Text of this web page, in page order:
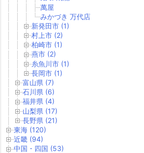
萬屋
みかづき 万代店
新発田市 (1)
村上市 (2)
柏崎市 (1)
燕市 (2)
糸魚川市 (1)
長岡市 (1)
富山県 (7)
石川県 (6)
福井県 (4)
山梨県 (17)
長野県 (21)
東海 (120)
近畿 (94)
中国・四国 (53)